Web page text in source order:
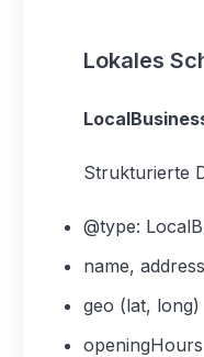
Lokales
Strukturierte
@type:
name,
geo (lat, long)
openingHours